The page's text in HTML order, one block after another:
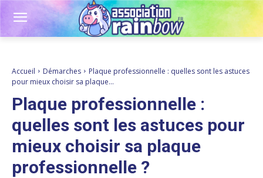
Accueil Démarches
Plaque professionnelle : quelles sont les astuces
pour mieux choisir sa plaque...
Plaque professionnelle :
quelles sont les astuces pour
mieux choisir sa plaque
professionnelle ?